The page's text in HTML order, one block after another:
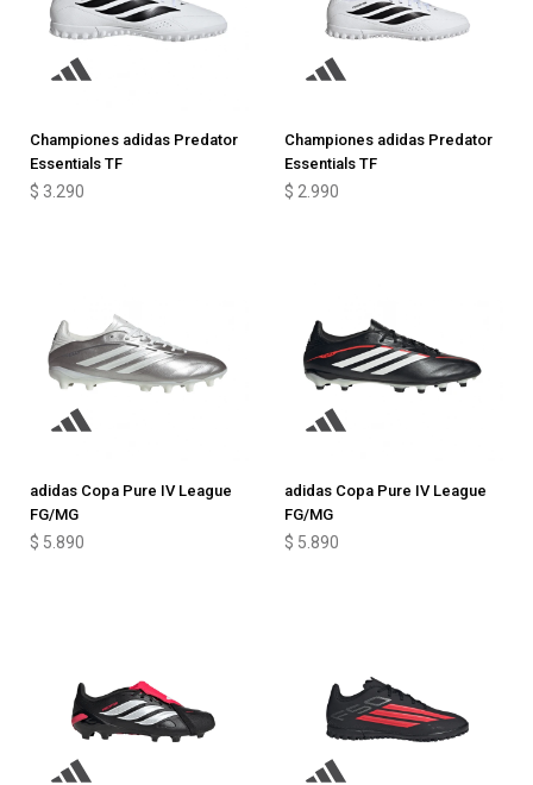
Championes adidas Predator
Essentials TF
$ 3.290
Championes adidas Predator
Essentials TF
$ 2.990
adidas Copa Pure IV League
FG/MG
$ 5.890
adidas Copa Pure IV League
FG/MG
$ 5.890